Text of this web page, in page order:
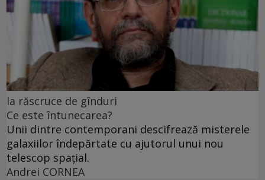
la răscruce de gînduri
Ce este întunecarea?
Unii dintre contemporani descifrează misterele
galaxiilor îndepărtate cu ajutorul unui nou
telescop spațial.
Andrei CORNEA